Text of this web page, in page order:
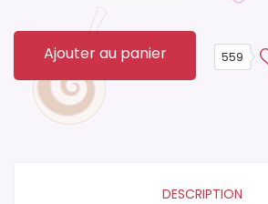
Ajouter au panier 559
DESCRIPTION